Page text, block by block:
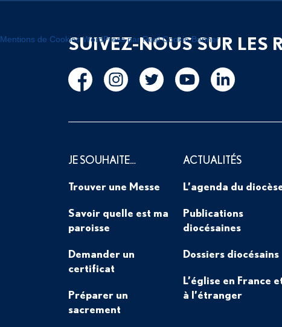
SUIVEZ-NOUS SUR LES
JE SOUHAITE…
Trouver une Messe
Savoir quelle est ma
paroisse
Demander un
certificat
Préparer un
sacrement
ACTUALITÉS
L’agenda du
Publications
diocésaines
Dossiers diocésains
L’église en France
à l’étranger
Mentions de Cookies WordPress par Real Cookie Banner